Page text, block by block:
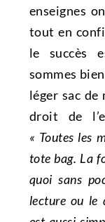
enseignes
tout en
le succès
sommes
léger sac
droit de
« Toutes les
tote bag. La
quoi sans
lecture ou le